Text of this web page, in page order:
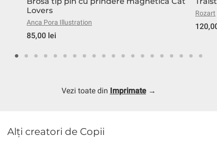
Lovers
Anca Pora Illustration
85,00 lei
Rozart
Vezi toate din Imprimate→
Alți creatori de Copii